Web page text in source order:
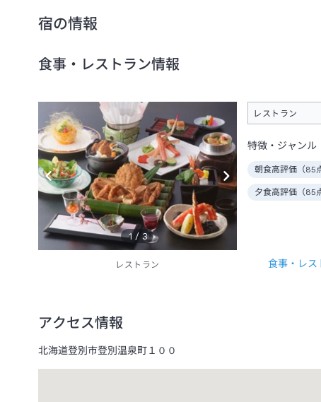
宿の情報
食事・レストラン情報
1 /3
レストラン
レストラン
特徴・ジャンル
朝食高評価（85
夕食高評価（85
食事・レス
アクセス情報
北海道登別市登別温泉町１００